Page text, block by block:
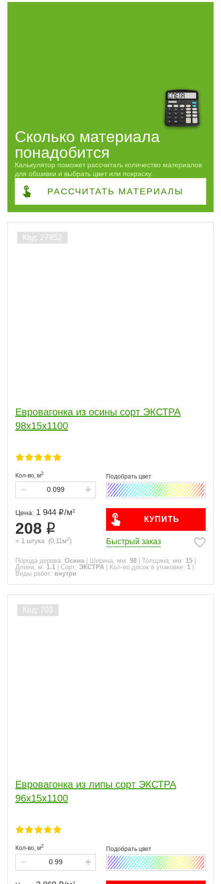
Сколько материала
понадобится
Калькулятор поможет рассчитать количество материалов
для обшивки и выбрать цвет или покраску.
РАССЧИТАТЬ МАТЕРИАЛЫ
Евровагонка из осины сорт ЭКСТРА
98x15x1100
Кол-во, м2
Цена: 1 944 /м2
208
= 1 штука (0,11м2)
КУПИТЬ
Быстрый заказ
Порода дерева: Осина Ширина, мм: 98 Толщина, мм: 15
Длина, м: 1.1 Сорт: ЭКСТРА Кол-во досок в упаковке: 1
Виды работ: внутри
Евровагонка из липы сорт ЭКСТРА
96x15x1100
Кол-во, м2